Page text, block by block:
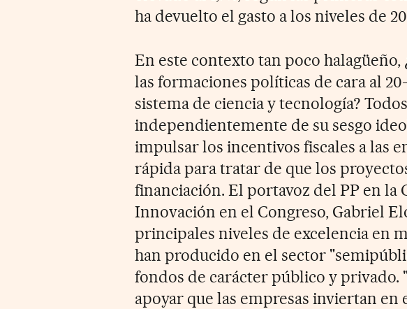
ha devuelto el gasto a los niveles de
En este contexto tan poco
las formaciones políticas de cara al
sistema de ciencia y tecnología?
independientemente de su sesgo
impulsar los incentivos fiscales a las
rápida para tratar de que los
financiación. El portavoz del PP en la
Innovación en el Congreso, Gabriel
principales niveles de excelencia en
han producido en el sector
fondos de carácter público y
apoyar que las empresas inviertan